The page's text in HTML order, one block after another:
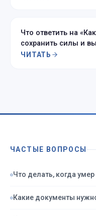
Что ответить на
сохранить силы и
ЧИТАТЬ
ЧАСТЫЕ ВОПРОСЫ
Что делать, когда
Какие документы